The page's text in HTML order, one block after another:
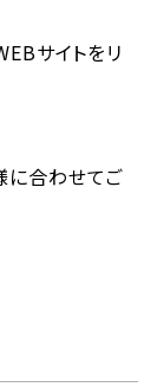
サイトをリ
に合わせてご